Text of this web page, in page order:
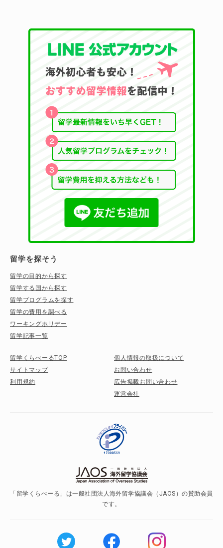
留学を探そう
留学の目的から探す
留学する国から探す
留学プログラムを探す
留学の費用を調べる
ワーキングホリデー
留学記事一覧
留学くらべーるTOP
サイトマップ
利用規約
個人情報の取扱について
お問い合わせ
広告掲載お問い合わせ
運営会社
「留学くらべーる」は一般社団法人海外留学協議会（JAOS）の賛助会員
です。